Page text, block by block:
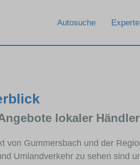
Autosuche
lokaler Händler
von Gummersbach und der
Umlandverkehr zu sehen sind